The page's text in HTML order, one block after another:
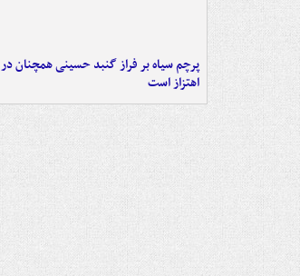
پرچم سیاه بر فراز گنبد حسینی همچنان در
اهتزاز است